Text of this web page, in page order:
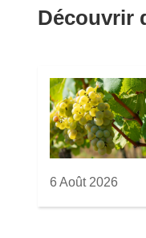
Découvrir
6 Août 2026